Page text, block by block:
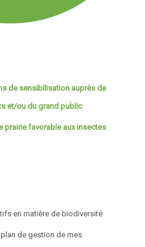
de sensibilisation auprès de
et/ou du grand public
prairie favorable aux insectes
en matière de biodiversité
de gestion de mes